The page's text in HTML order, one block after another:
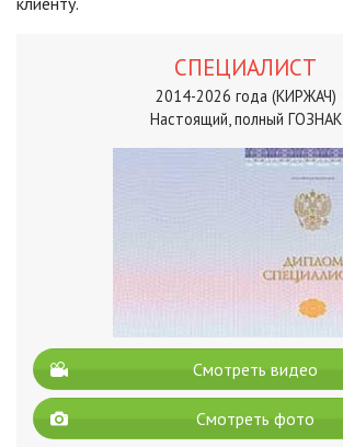
СПЕЦИАЛИСТ
2014-2026 года (КИРЖАЧ)
Настоящий, полный ГОЗНАК
Смотреть видео
Смотреть фото